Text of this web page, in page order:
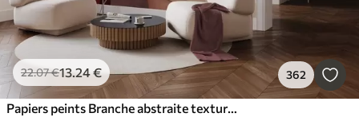
22.07€13.24€ 362
Papiers peints Branche abstraite texturée avec des feuilles dans les tons marron, beige et rouge, sur un fond de formes abstraites.